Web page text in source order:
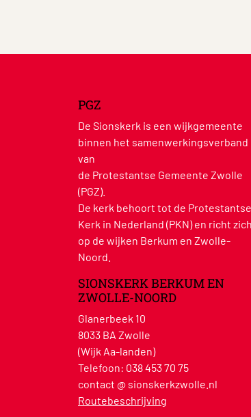
PGZ
De Sionskerk is een wijkgemeente
binnen het samenwerkingsverband
van
de Protestantse Gemeente Zwolle
(PGZ).
De kerk behoort tot de Protestantse
Kerk in Nederland (PKN) en richt zich
op de wijken Berkum en Zwolle-
Noord.
SIONSKERK BERKUM EN
ZWOLLE-NOORD
Glanerbeek 10
8033 BA Zwolle
(Wijk Aa-landen)
Telefoon: 038 453 70 75
contact @ sionskerkzwolle.nl
Routebeschrijving